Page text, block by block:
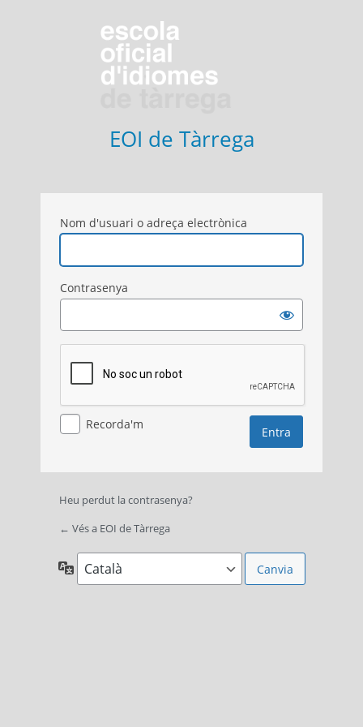
EOI de Tàrrega
Nom d'usuari o adreça electrònica
Contrasenya
Recorda'm
Heu perdut la contrasenya?
← Vés a EOI de Tàrrega
Idioma